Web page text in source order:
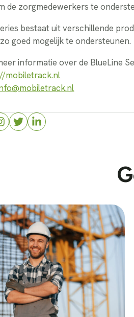
de zorgmedewerkers te
bestaat uit verschillende
goed mogelijk te ondersteunen.
informatie over de BlueLine
mobiletrack.nl